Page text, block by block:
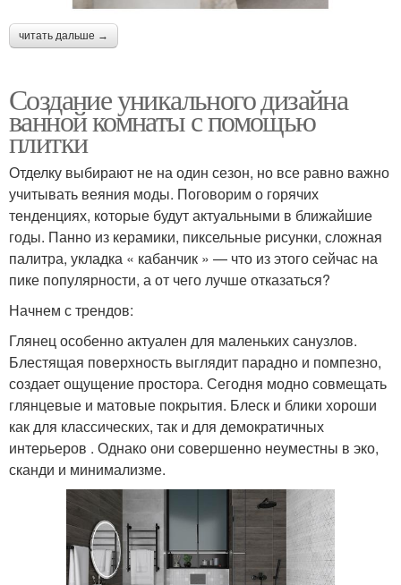
читать дальше →
Создание уникального дизайна
ванной комнаты с помощью
плитки
Отделку выбирают не на один сезон, но все равно важно
учитывать веяния моды. Поговорим о горячих
тенденциях, которые будут актуальными в ближайшие
годы. Панно из керамики, пиксельные рисунки, сложная
палитра, укладка « кабанчик » — что из этого сейчас на
пике популярности, а от чего лучше отказаться?
Начнем с трендов:
Глянец особенно актуален для маленьких санузлов.
Блестящая поверхность выглядит парадно и помпезно,
создает ощущение простора. Сегодня модно совмещать
глянцевые и матовые покрытия. Блеск и блики хороши
как для классических, так и для демократичных
интерьеров . Однако они совершенно неуместны в эко,
сканди и минимализме.